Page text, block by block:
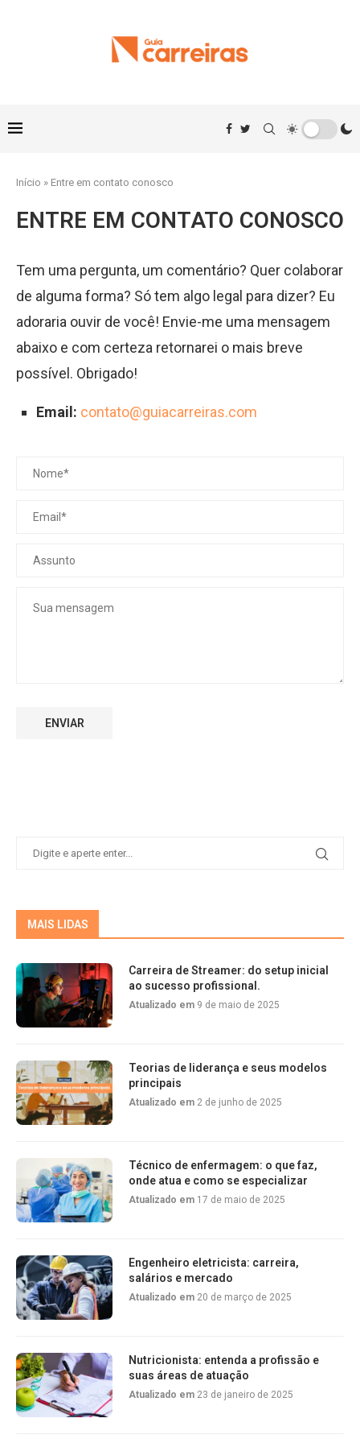
Início » Entre em contato conosco
ENTRE EM CONTATO CONOSCO
Tem uma pergunta, um comentário? Quer colaborar
de alguma forma? Só tem algo legal para dizer? Eu
adoraria ouvir de você! Envie-me uma mensagem
abaixo e com certeza retornarei o mais breve
possível. Obrigado!
Email: contato@guiacarreiras.com
MAIS LIDAS
Carreira de Streamer: do setup inicial
ao sucesso profissional.
Atualizado em 9 de maio de 2025
Teorias de liderança e seus modelos
principais
Atualizado em 2 de junho de 2025
Técnico de enfermagem: o que faz,
onde atua e como se especializar
Atualizado em 17 de maio de 2025
Engenheiro eletricista: carreira,
salários e mercado
Atualizado em 20 de março de 2025
Nutricionista: entenda a profissão e
suas áreas de atuação
Atualizado em 23 de janeiro de 2025